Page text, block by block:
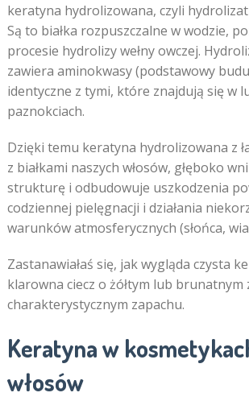
keratyna hydrolizowana, czyli
Są to białka rozpuszczalne w wodzie,
procesie hydrolizy wełny owczej.
zawiera aminokwasy (podstawowy
identyczne z tymi, które znajdują się w
paznokciach.
Dzięki temu keratyna hydrolizowana z
z białkami naszych włosów, głęboko
strukturę i odbudowuje uszkodzenia
codziennej pielęgnacji i działania
warunków atmosferycznych (słońca,
Zastanawiałaś się, jak wygląda czysta
klarowna ciecz o żółtym lub brunatnym
charakterystycznym zapachu.
Keratyna w
włosów